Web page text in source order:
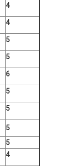
4
4
5
5
6
5
5
5
5
4